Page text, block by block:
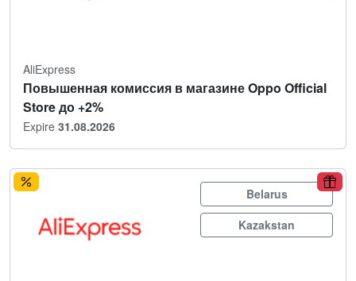
AliExpress
Повышенная комиссия в магазине Oppo Official
Store до +2%
Expire 31.08.2026
Belarus
Kazakstan